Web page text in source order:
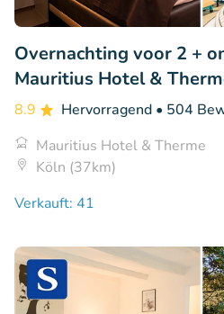
Overnachting voor 2 +
Mauritius Hotel &
8.9 Hervorragend • 504
Mauritius Hotel & Therme
Köln (37km)
Verkauft: 41